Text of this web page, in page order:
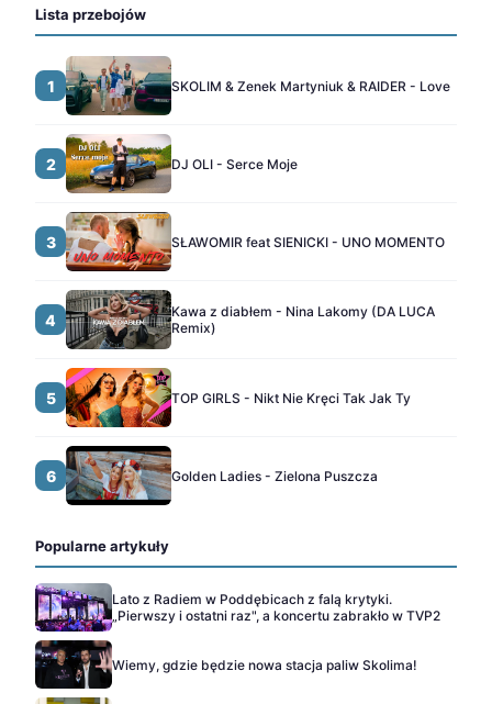
Lista przebojów
1 SKOLIM & Zenek Martyniuk & RAIDER - Love
2 DJ OLI - Serce Moje
3 SŁAWOMIR feat SIENICKI - UNO MOMENTO
4
Kawa z diabłem - Nina Lakomy (DA LUCA
Remix)
5 TOP GIRLS - Nikt Nie Kręci Tak Jak Ty
6 Golden Ladies - Zielona Puszcza
Popularne artykuły
Lato z Radiem w Poddębicach z falą krytyki.
„Pierwszy i ostatni raz", a koncertu zabrakło w TVP2
Wiemy, gdzie będzie nowa stacja paliw Skolima!